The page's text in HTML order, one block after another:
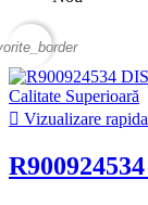
 Vizualizare rapida